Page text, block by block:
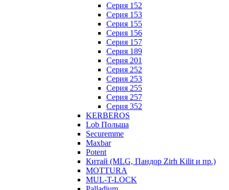
Серия 152
Серия 153
Серия 155
Серия 156
Серия 157
Серия 189
Серия 201
Серия 252
Серия 253
Серия 255
Серия 257
Серия 352
KERBEROS
Lob Польша
Securemme
Maxbar
Potent
Китай (MLG, Пандор Zirh Kilit и пр.)
MOTTURA
MUL-T-LOCK